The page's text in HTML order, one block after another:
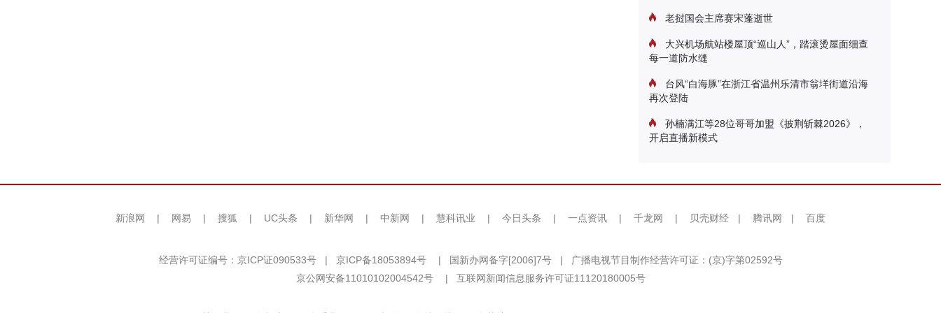
老挝国会主席赛宋蓬逝世
大兴机场航站楼屋顶“巡山人”，踏滚烫屋面细查
每一道防水缝
台风“白海豚”在浙江省温州乐清市翁垟街道沿海
再次登陆
孙楠满江等28位哥哥加盟《披荆斩棘2026》，
开启直播新模式
新浪网 | 网易 | 搜狐 | UC头条 | 新华网 | 中新网 | 慧科讯业 | 今日头条 | 一点资讯 | 千龙网 | 贝壳财经 | 腾讯网 | 百度
经营许可证编号：京ICP证090533号 | 京ICP备18053894号 | 国新办网备字[2006]7号 |
广播电视节目制作经营许可证：(京)字第02592号
京公网安备11010102004542号
| 互联网新闻信息服务许可证11120180005号